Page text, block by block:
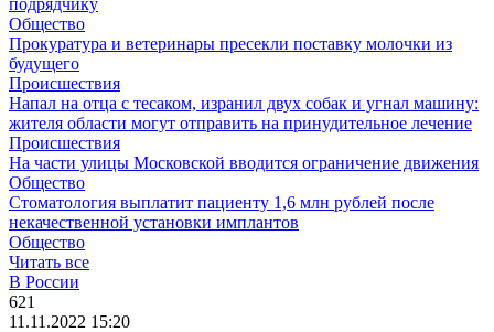
подрядчику
Общество
Прокуратура и ветеринары пресекли поставку молочки из
будущего
Происшествия
Напал на отца с тесаком, изранил двух собак и угнал машину:
жителя области могут отправить на принудительное лечение
Происшествия
На части улицы Московской вводится ограничение движения
Общество
Стоматология выплатит пациенту 1,6 млн рублей после
некачественной установки имплантов
Общество
Читать все
В России
621
11.11.2022 15:20